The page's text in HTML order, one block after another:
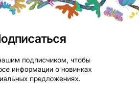
подписчиком, чтобы
информации о новинках
предложениях.